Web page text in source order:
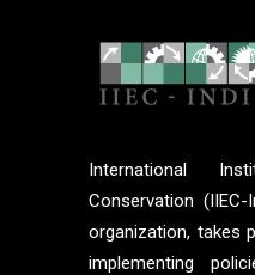
International
Conservation
organization, takes
implementing